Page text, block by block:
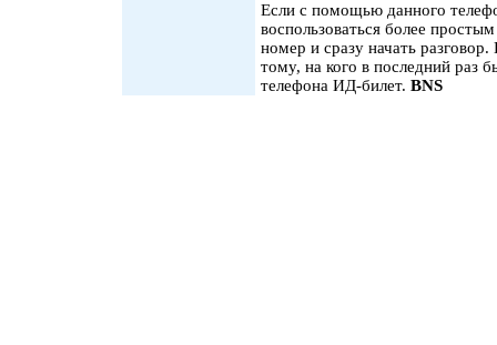
Если с помощью данного
воспользоваться более
номер и сразу начать
тому, на кого в последний раз
телефона ИД-билет. BNS